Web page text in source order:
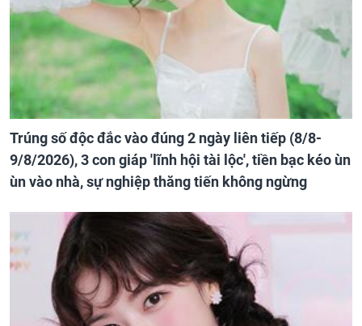
Trúng số độc đắc vào đúng 2 ngày liên tiếp (8/8-
9/8/2026), 3 con giáp 'lĩnh hội tài lộc', tiền bạc kéo ùn
ùn vào nhà, sự nghiệp thăng tiến không ngừng